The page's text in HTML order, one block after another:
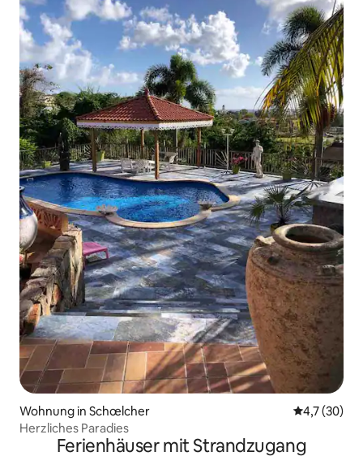
Wohnung in Schœlcher
4,7 (30)
Herzliches Paradies
Ferienhäuser mit Strandzugang